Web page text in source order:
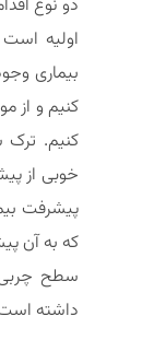
دو نوع
اولیه
بیماری
کنیم و از
کنیم. ترک
خوبی از
پیشرفت
که به آن
سطح چربی
داشته